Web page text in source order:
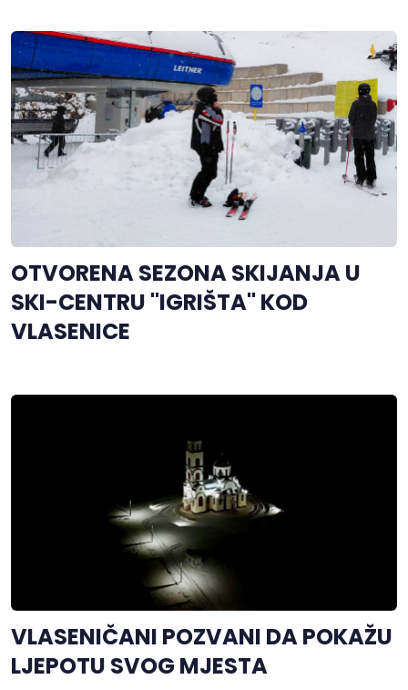
OTVORENA SEZONA SKIJANJA U
SKI-CENTRU "IGRIŠTA" KOD
VLASENICE
VLASENIČANI POZVANI DA POKAŽU
LJEPOTU SVOG MJESTA